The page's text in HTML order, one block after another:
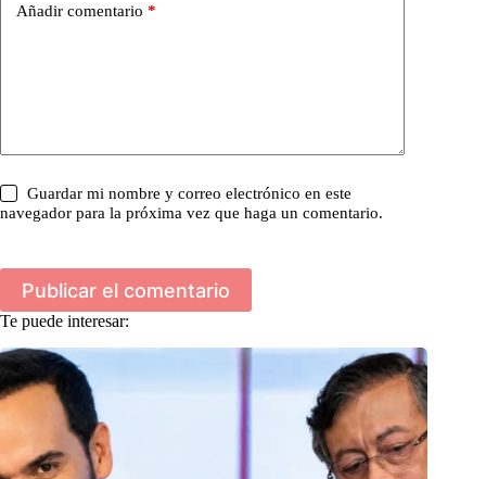
Añadir comentario *
Guardar mi nombre y correo electrónico en este
navegador para la próxima vez que haga un comentario.
Publicar el comentario
Te puede interesar: